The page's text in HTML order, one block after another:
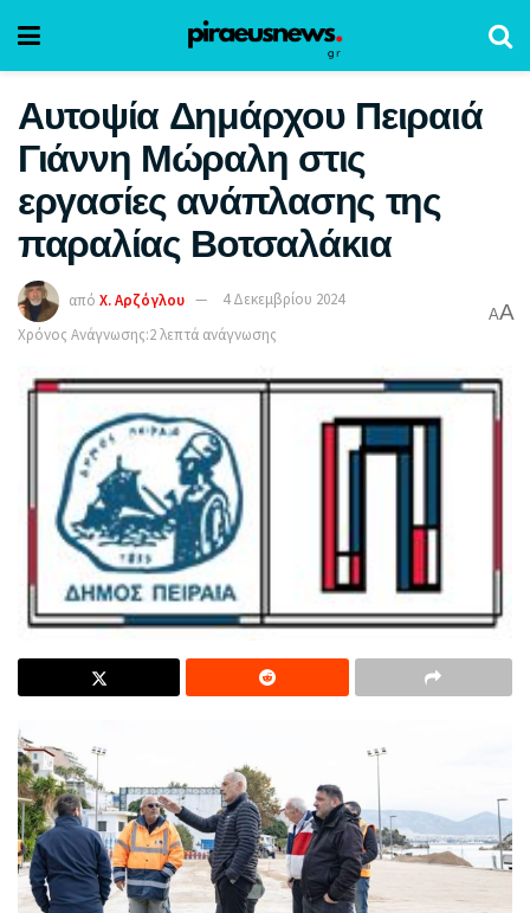
Αυτοψία Δημάρχου Πειραιά
Γιάννη Μώραλη στις
εργασίες ανάπλασης της
παραλίας Βοτσαλάκια
από Χ. Αρζόγλου
4 Δεκεμβρίου 2024
Χρόνος Ανάγνωσης:2 λεπτά ανάγνωσης
AA